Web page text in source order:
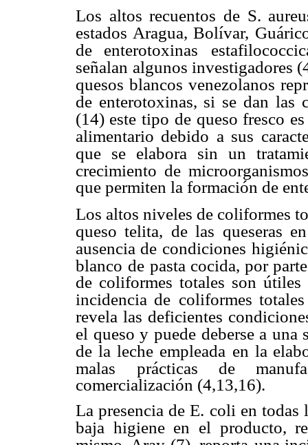
Los altos recuentos de S.
estados Aragua, Bolívar,
de enterotoxinas
señalan algunos investigadores
quesos blancos venezolanos
de enterotoxinas, si se dan las
(14) este tipo de queso fresco
alimentario debido a sus
que se elabora sin un
crecimiento de
que permiten la formación de
Los altos niveles de coliformes
queso telita, de las queseras
ausencia de condiciones
blanco de pasta cocida, por
de coliformes totales son
incidencia de coliformes
revela las deficientes
el queso y puede deberse a una
de la leche empleada en la
malas
prácticas de
comercialización (4,13,16).
La presencia de E. coli en todas
baja higiene en el producto,